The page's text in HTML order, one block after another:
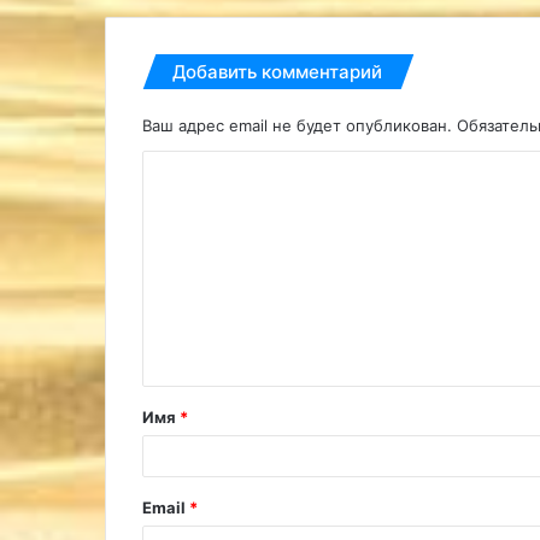
Добавить комментарий
Ваш адрес email не будет опубликован.
т
а
й
Имя *
Email *